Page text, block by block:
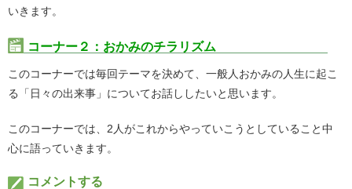
いきます。
コーナー２：おかみのチラリズム
このコーナーでは毎回テーマを決めて、一般人おかみの人生に起こ
る「日々の出来事」についてお話ししたいと思います。
このコーナーでは、2人がこれからやっていこうとしていること中
心に語っていきます。
コメントする